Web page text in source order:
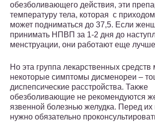
обезболивающего действия, эти
температуру тела, которая с
может подниматься до 37,5. Если
принимать НПВП за 1-2 дня до
менструации, они работают еще
Но эта группа лекарственных средств
некоторые симптомы дисменореи –
диспепсические расстройства. Также
обезболивающие не рекомендуются
язвенной болезнью желудка. Перед
нужно обязательно